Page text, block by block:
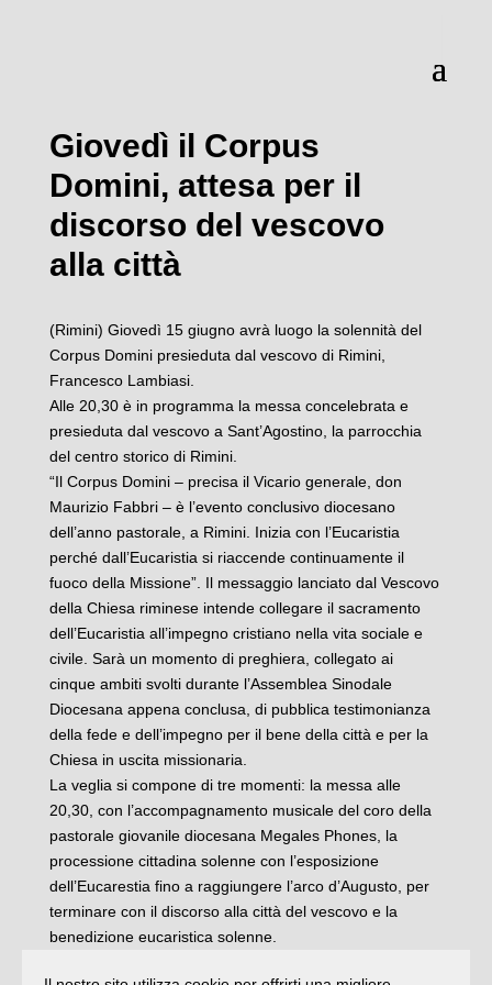
Giovedì il Corpus
Domini, attesa per il
discorso del vescovo
alla città
(Rimini) Giovedì 15 giugno avrà luogo la solennità del
Corpus Domini presieduta dal vescovo di Rimini,
Francesco Lambiasi.
Alle 20,30 è in programma la messa concelebrata e
presieduta dal vescovo a Sant’Agostino, la parrocchia
del centro storico di Rimini.
“Il Corpus Domini – precisa il Vicario generale, don
Maurizio Fabbri – è l’evento conclusivo diocesano
dell’anno pastorale, a Rimini. Inizia con l’Eucaristia
perché dall’Eucaristia si riaccende continuamente il
fuoco della Missione”. Il messaggio lanciato dal Vescovo
della Chiesa riminese intende collegare il sacramento
dell’Eucaristia all’impegno cristiano nella vita sociale e
civile. Sarà un momento di preghiera, collegato ai
cinque ambiti svolti durante l’Assemblea Sinodale
Diocesana appena conclusa, di pubblica testimonianza
della fede e dell’impegno per il bene della città e per la
Chiesa in uscita missionaria.
La veglia si compone di tre momenti: la messa alle
20,30, con l’accompagnamento musicale del coro della
pastorale giovanile diocesana Megales Phones, la
processione cittadina solenne con l’esposizione
dell’Eucarestia fino a raggiungere l’arco d’Augusto, per
terminare con il discorso alla città del vescovo e la
benedizione eucaristica solenne.